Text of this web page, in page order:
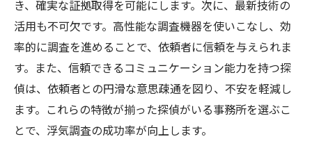
き、確実な証拠取得を可能にします。次に、最新技術の
活用も不可欠です。高性能な調査機器を使いこなし、効
率的に調査を進めることで、依頼者に信頼を与えられま
す。また、信頼できるコミュニケーション能力を持つ探
偵は、依頼者との円滑な意思疎通を図り、不安を軽減し
ます。これらの特徴が揃った探偵がいる事務所を選ぶこ
とで、浮気調査の成功率が向上します。